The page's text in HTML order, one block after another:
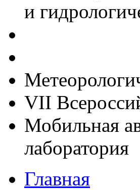
и
VII
Мобильная
лаборатория
Главная